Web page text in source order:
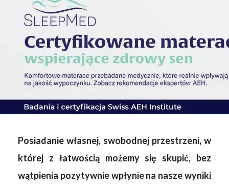
Posiadanie własnej, swobodnej przestrzeni, w
której z łatwością możemy się skupić, bez
wątpienia pozytywnie wpłynie na nasze wyniki